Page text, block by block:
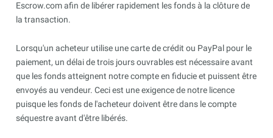
Escrow.com afin de libérer rapidement les fonds à la clôture de
la transaction.
Lorsqu'un acheteur utilise une carte de crédit ou PayPal pour le
paiement, un délai de trois jours ouvrables est nécessaire avant
que les fonds atteignent notre compte en fiducie et puissent être
envoyés au vendeur. Ceci est une exigence de notre licence
puisque les fonds de l'acheteur doivent être dans le compte
séquestre avant d'être libérés.